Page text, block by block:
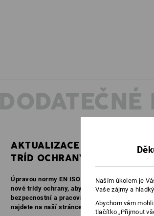
AKTUALIZACE
TRÍD OCHRANY
Úpravou normy EN ISO 20345:2022 a EN ISO
nové trídy ochrany, aby v budoucnu jemneji
bezpecnostní a pracovní obuvi. Všechny
najdete na naší stránce s prehledem.
Naším úkolem je
Vaše zájmy a
Abychom vám
tlačítko „Přijmout